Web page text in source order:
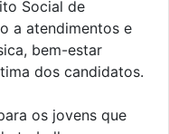
Social de
a atendimentos e
bem-estar
dos candidatos.
os jovens que